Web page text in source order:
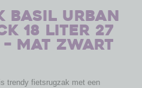
Basil Urban
18 liter 27
– mat zwart
trendy fietsrugzak met een